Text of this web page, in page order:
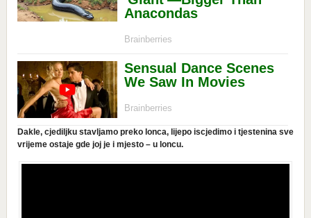
Dakle, cjediljku stavljamo preko lonca, lijepo iscjedimo i tjestenina sve
vrijeme ostaje gde joj je i mjesto – u loncu.